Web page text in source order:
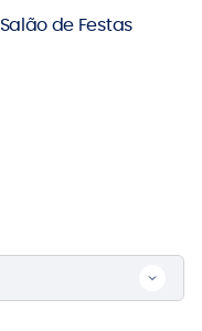
Salão de Festas